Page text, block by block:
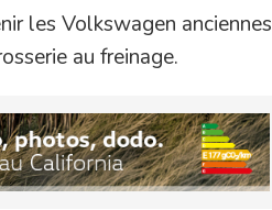
les Volkswagen anciennes
au freinage.